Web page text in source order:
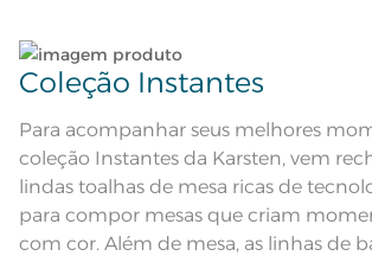
Acabamento
Instruções de Lavagem
Lavação a
Secar em
temperatura
Ferro de
maxima de
seco;
Modelo Retangular
do excesso da sujeira, submeta o
conforme instruções na etiqueta;
Dê preferência para secar no varal,
Leia atentamente as instruções na
Coleção Instantes
Para acompanhar seus melhores
coleção Instantes da Karsten, vem
lindas toalhas de mesa ricas de
para compor mesas que criam
com cor. Além de mesa, as linhas de